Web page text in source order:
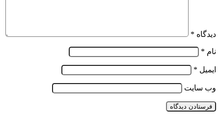
دیدگاه *
نام *
ایمیل *
وب‌ سایت